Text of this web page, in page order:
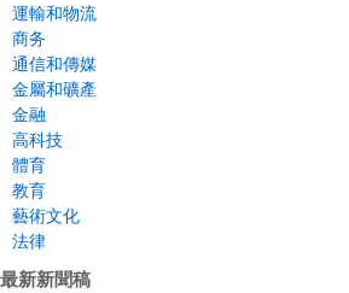
運輸和物流
商务
通信和傳媒
金屬和礦產
金融
高科技
體育
教育
藝術文化
法律
最新新聞稿